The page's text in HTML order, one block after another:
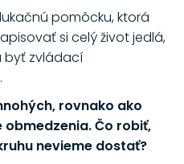
pomôcku, ktorá
si celý život jedlá,
byť zvládací
rovnako ako
Čo robiť,
nevieme dostať?